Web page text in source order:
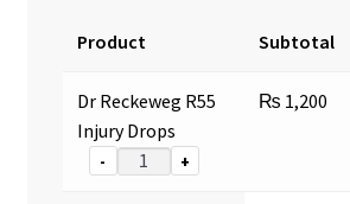
Product Subtotal
Dr Reckeweg R55
Injury Drops
- +
₨ 1,200